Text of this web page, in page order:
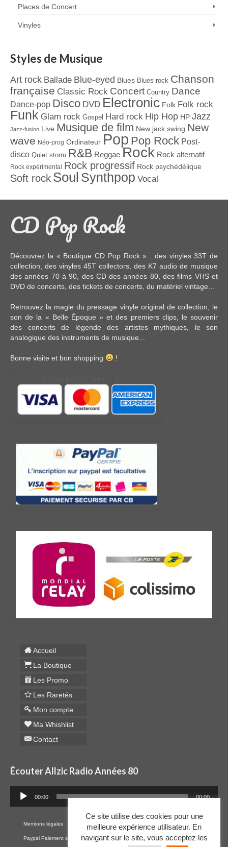
Places de Concert
Vinyles
Styles de Musique
Art rock Ballade Blue-eyed Blues Blues rock Chanson
française Classic Rock Concert Country Dance
Dance-pop Disco DVD Electronic Folk Folk rock
Funk Glam rock Gospel Hard rock Hip Hop HP Jazz
Jazz-fusion Live Musique de film New jack swing New
wave Néo-prog Ordinateur Pop Pop Rock Post-
disco Quiet storm R&B Reggae Rock Rock alternatif
Rock expérimental Rock progressif Rock psychédélique
Soft rock Soul Synthpop Vocal
CD Pop Rock
Découvrez la « Boutique CD Pop Rock » : des vinyles 33T de
collection, des vinyles 45T collectors, des K7 audio de musique
des années 70 à 90, des CDdes années 80, desfilms VHS et
DVD de concerts, des tickets de concerts , du matériel vintage
Retrouvez la magie du pressage vinyle original de collection, le
son de la « Belle Époque » et des premiers clips, le souvenir
des concerts de légende des artistes mythiques, le son
analogique des instruments de musique...
Bonne visite et bon shopping !
Accueil
La Boutique
Les Promo
Les Raretés
Mon compte
Ma Whishlist
Contact
Écouter Allzic Radio Années 80
Lecteur
audio
00:00 00:00
Mentions légales RGPD Plan du site
Paypal Paiement sécurisé par CB Contact Mon Compte Whishlist Raretés
Ce site utilise des cookies pour une
meilleure expérience utilisateur. En
navigant sur le site, vous acceptez les